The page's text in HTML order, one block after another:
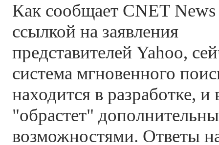
Как сообщает CNET News
ссылкой на заявления
представителей Yahoo,
система мгновенного
находится в разработке, и
"обрастет"
возможностями. Ответы